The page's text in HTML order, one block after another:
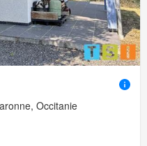
Occitanie